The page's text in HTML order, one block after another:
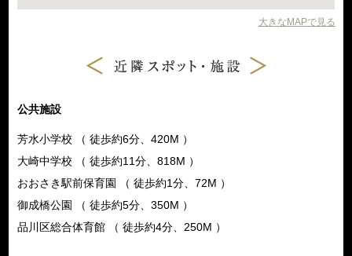
大きなMAPで見る
公共施設
芳水小学校 （ 徒歩約6分、420M ）
大崎中学校 （ 徒歩約11分、818M ）
おおさき駅前保育園 （ 徒歩約1分、72M ）
御成橋公園 （ 徒歩約5分、350M ）
品川区総合体育館 （ 徒歩約4分、250M ）